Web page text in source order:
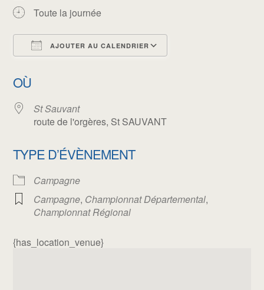
Toute la journée
AJOUTER AU CALENDRIER
OÙ
St Sauvant
route de l'orgères, St SAUVANT
TYPE D’ÉVÈNEMENT
Campagne
Campagne, Championnat Départemental,
Championnat Régional
{has_location_venue}